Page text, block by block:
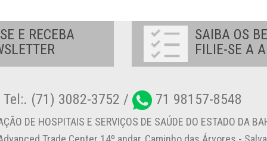
E RECEBA
SAIBA OS
FILIE-SE A
Tel:. (71) 3082-3752 / 71 98157-8548
DE HOSPITAIS E SERVIÇOS DE SAÚDE DO ESTADO DA